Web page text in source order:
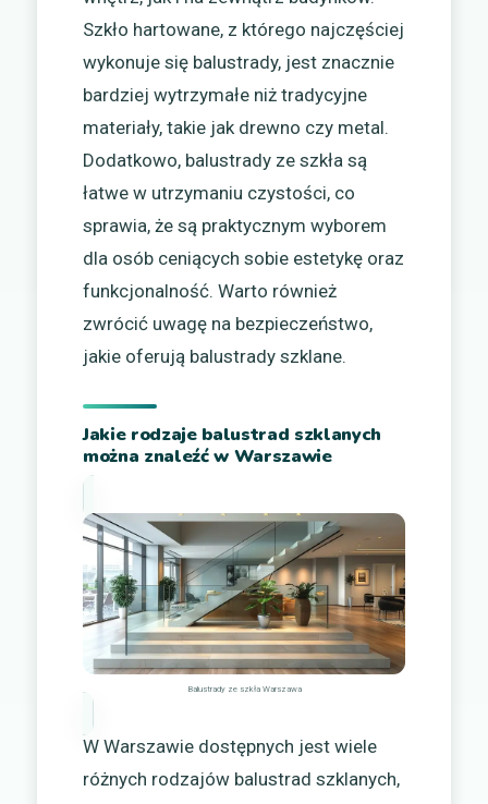
Szkło hartowane, z którego najczęściej
wykonuje się balustrady, jest znacznie
bardziej wytrzymałe niż tradycyjne
materiały, takie jak drewno czy metal.
Dodatkowo, balustrady ze szkła są
łatwe w utrzymaniu czystości, co
sprawia, że są praktycznym wyborem
dla osób ceniących sobie estetykę oraz
funkcjonalność. Warto również
zwrócić uwagę na bezpieczeństwo,
jakie oferują balustrady szklane.
Jakie rodzaje balustrad szklanych
można znaleźć w Warszawie
Balustrady ze szkła Warszawa
W Warszawie dostępnych jest wiele
różnych rodzajów balustrad szklanych,